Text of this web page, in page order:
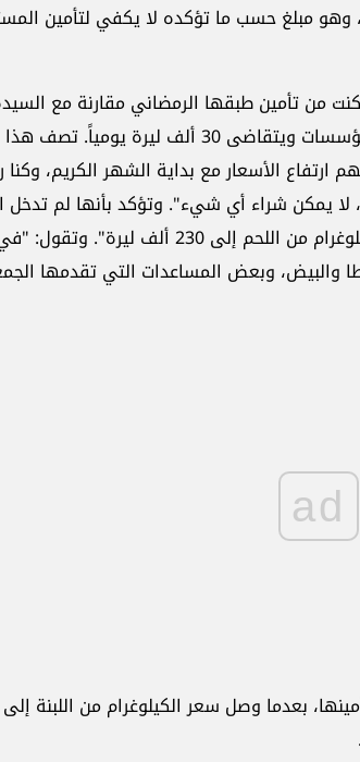
وهو مبلغ حسب ما تؤكده لا يكفي لتأمين
من تأمين طبقها الرمضاني مقارنة مع
هادي" الذي يعمل زوجها "مياوماً" في إحدى المؤسسات ويتقاضى 30 ألف ليرة
الأسعار مع بداية الشهر الكريم،
يمكن شراء أي شيء". وتؤكد بأنها لم تدخل
بيتها منذ أكثر من 6 أشهر، بعدما وصل سعر الكيلوغرام من اللحم إلى
والبيض، وبعض المساعدات التي تقدمها
ad
بعدما وصل سعر الكيلوغرام من اللبنة